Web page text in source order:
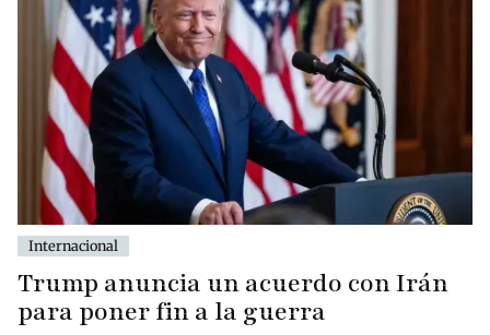
Internacional
Trump anuncia un acuerdo con Irán
para poner fin a la guerra